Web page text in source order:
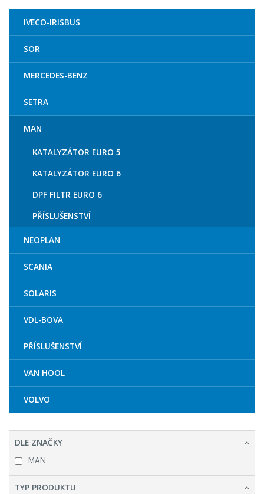
IVECO-IRISBUS
SOR
MERCEDES-BENZ
SETRA
MAN
KATALYZÁTOR EURO 5
KATALYZÁTOR EURO 6
DPF FILTR EURO 6
PŘÍSLUŠENSTVÍ
NEOPLAN
SCANIA
SOLARIS
VDL-BOVA
PŘÍSLUŠENSTVÍ
VAN HOOL
VOLVO
DLE ZNAČKY
MAN
TYP PRODUKTU